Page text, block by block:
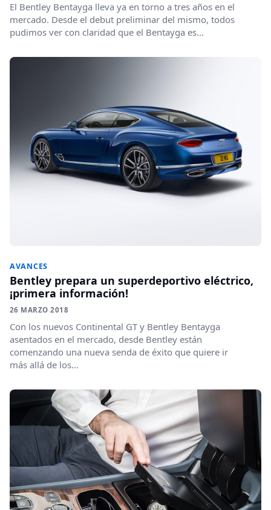
El Bentley Bentayga lleva ya en torno a tres años en el
mercado. Desde el debut preliminar del mismo, todos
pudimos ver con claridad que el Bentayga es...
AVANCES
Bentley prepara un superdeportivo eléctrico,
¡primera información!
26 MARZO 2018
Con los nuevos Continental GT y Bentley Bentayga
asentados en el mercado, desde Bentley están
comenzando una nueva senda de éxito que quiere ir
más allá de los...